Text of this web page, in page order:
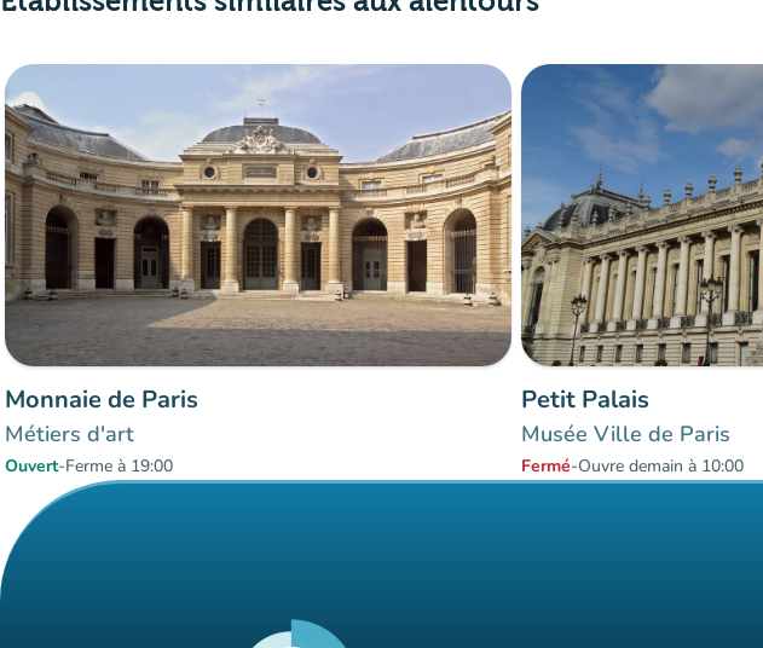
Monnaie de Paris
Métiers d'art
Ouvert-Ferme à 19:00
Petit Palais
Musée Ville de Paris
Fermé-Ouvre demain à 10:00
Éléments 1 à 2 sur 2